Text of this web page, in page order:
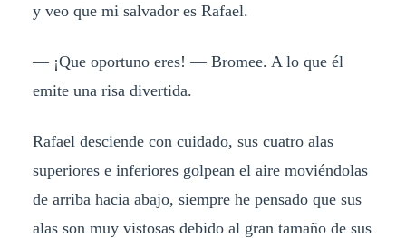
y veo que mi salvador es Rafael.
— ¡Que oportuno eres! — Bromee. A lo que él
emite una risa divertida.
Rafael desciende con cuidado, sus cuatro alas
superiores e inferiores golpean el aire moviéndolas
de arriba hacia abajo, siempre he pensado que sus
alas son muy vistosas debido al gran tamaño de sus